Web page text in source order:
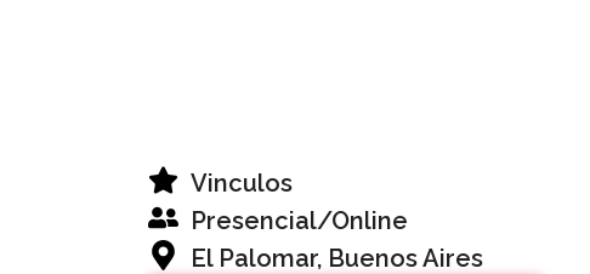
Vinculos
Presencial/Online
El Palomar, Buenos Aires